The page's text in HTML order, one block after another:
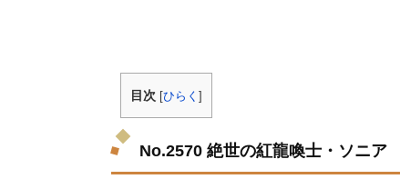
目次 [ひらく ]
No.2570 絶世の紅龍喚士・ソニ